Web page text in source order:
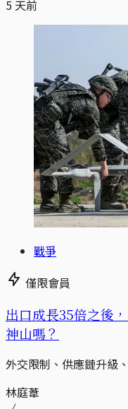
5 天前
戰爭
僅限會員
出口成長35倍之後
神山嗎？
外交限制、供應鏈升級
林庭葦